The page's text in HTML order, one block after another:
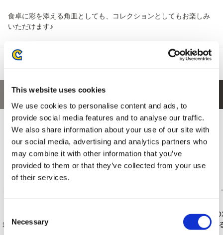
This website uses cookies
We use cookies to personalise content and ads, to
provide social media features and to analyse our traffic.
We also share information about your use of our site with
our social media, advertising and analytics partners who
may combine it with other information that you’ve
provided to them or that they’ve collected from your use
of their services.
Selection
Necessary
食卓に彩を添える角皿としても、コレクションとしてもお楽しみ
いただけます♪
あなたにおすすめの商品
裁判 成歩堂 龍一 ...
レザー調ファイル 大
逆転裁判 ちゅうの...